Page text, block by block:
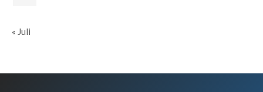
« Juli